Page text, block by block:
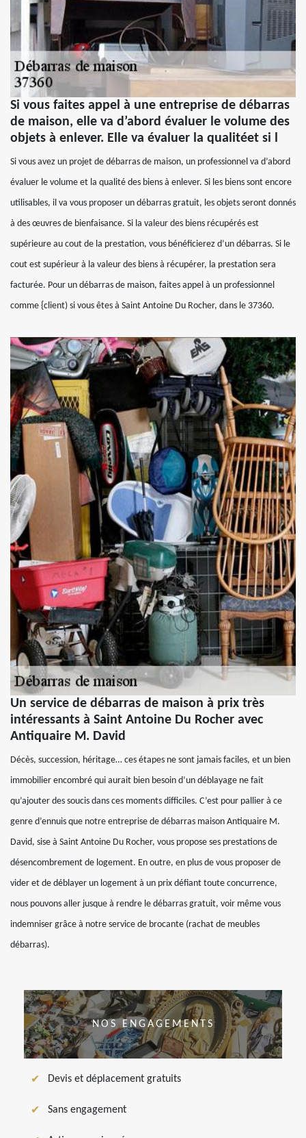
Si vous faites appel à une entreprise de débarras
de maison, elle va d’abord évaluer le volume des
objets à enlever. Elle va évaluer la qualitéet si l
Si vous avez un projet de débarras de maison, un professionnel va d’abord
évaluer le volume et la qualité des biens à enlever. Si les biens sont encore
utilisables, il va vous proposer un débarras gratuit, les objets seront donnés
à des œuvres de bienfaisance. Si la valeur des biens récupérés est
supérieure au cout de la prestation, vous bénéficierez d’un débarras. Si le
cout est supérieur à la valeur des biens à récupérer, la prestation sera
facturée. Pour un débarras de maison, faites appel à un professionnel
comme {client) si vous êtes à Saint Antoine Du Rocher, dans le 37360.
Un service de débarras de maison à prix très
intéressants à Saint Antoine Du Rocher avec
Antiquaire M. David
Décès, succession, héritage… ces étapes ne sont jamais faciles, et un bien
immobilier encombré qui aurait bien besoin d’un déblayage ne fait
qu’ajouter des soucis dans ces moments difficiles. C’est pour pallier à ce
genre d’ennuis que notre entreprise de débarras maison Antiquaire M.
David, sise à Saint Antoine Du Rocher, vous propose ses prestations de
désencombrement de logement. En outre, en plus de vous proposer de
vider et de déblayer un logement à un prix défiant toute concurrence,
nous pouvons aller jusque à rendre le débarras gratuit, voir même vous
indemniser grâce à notre service de brocante (rachat de meubles
débarras).
NOS ENGAGEMENTS
Devis et déplacement gratuits
Sans engagement